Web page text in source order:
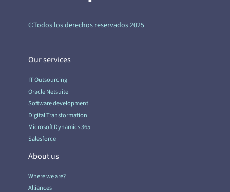
©Todos los derechos reservados 2025
Our services
IT Outsourcing
Oracle Netsuite
Software development
Digital Transformation
Microsoft Dynamics 365
Salesforce
About us
Where we are?
Alliances